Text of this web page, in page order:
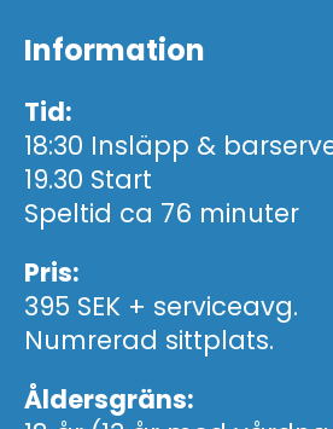
Information
Tid:
18:30 Insläpp &
19.30 Start
Speltid ca 76 minuter
Pris:
395 SEK + serviceavg.
Numrerad sittplats.
Åldersgräns: